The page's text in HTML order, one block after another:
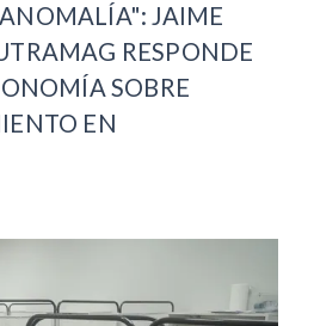
JAIME
RESPONDE
SOBRE
EN